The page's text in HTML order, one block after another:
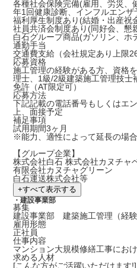
各種社会保険完備(雇用、労災、
年1回健康診断、インフルエン
福利厚生制度あり(結婚・出産祝
社員共済会制度あり(同好会、懇
白石グループ商品(ガソリン、ホ
通勤手当
交通費支給（会社規定あり上限
応募資格
施工管理の経験がある方、資格
理士、1級/2級建築施工管理技
免許（AT限定可）
応募方法
下記記載の電話番号もしくはエ
上、面接予定
補足事項
試用期間3ヶ月
※能力、適性によって延長の場合
【グループ企業】
株式会社白石 株式会社カヌチャ
有限会社カヌチャグリーン
白石運送株式会社等
+すべて表示する
・建設事業部
募集
建設事業部 建築施工管理（経験
雇用形態
正社員
仕事内容
マンション大規模修繕工事にお
求める人材
[こんな方がご活躍いただけます!]